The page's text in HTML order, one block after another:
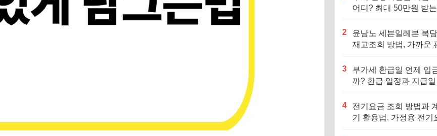
어디? 최대 50만원 받
2
윤남노 세븐일레븐 복
재고조회 방법, 가까운
3
부가세 환급일 언제 입
까? 환급 일정과 지급
4
전기요금 조회 방법과
기 활용법, 가정용 전기